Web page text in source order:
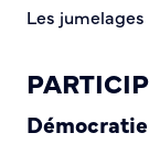
La divette
Presta
Les saveurs
Les jumelages